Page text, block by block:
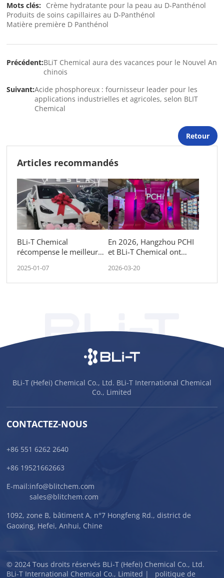
Mots clés:
Crème hydratante pour la peau au D-Panthénol
Produits de soins capillaires au D-Panthénol
Matière première D Panthénol
Précédent:BLiT Chemical aura des vacances pour le Nouvel An
chinois
Suivant:Acide phosphoreux : fournisseur leader pour les
applications industrielles et agricoles, selon BLIT
Chemical
Retour
Articles recommandés
BLi-T Chemical
récompense le meilleur
une voiture pour des
performances
2025-01-07
En 2026, Hangzhou PCHI
et BLi-T Chemical ont
monde entier.
2026-03-20
BLi-T (Hefei) Chemical Co., Ltd. BLi-T International Chemical
Co., Limited
CONTACTEZ-NOUS
+86 551 6262 2640
+86 19521662663
E-mail:info@blitchem.com
sales@blitchem.com
1092, zone B, bâtiment A, n°7 Hongfeng Rd., district de
Gaoxing, Hefei, Anhui, Chine
© 2024 Tous droits réservés BLi-T (Hefei) Chemical Co., Ltd.
BLi-T International Chemical Co., Limited | politique de